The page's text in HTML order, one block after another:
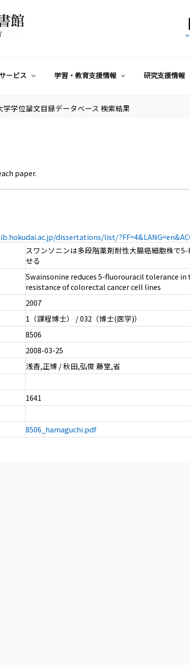
サ
ービス 学習・教育支援情報 研究支援情報
学学位論文目録データベース 検索結果
paper.
dissertations/list/
スワンソニンは多段階薬剤耐性大腸癌細胞株で5-
せる
Swainsonine reduces 5-fluorouracil tolerance
resistance of colorectal cancer cell lines
2007
1（課程博士） / 032（博士(医学)）
8506
2008-03-25
浅香,正博 / 秋田,弘俊 藤堂,省
1641
8506_hamaguchi.pdf